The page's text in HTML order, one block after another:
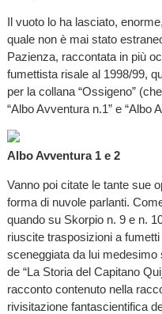
Il vuoto lo ha lasciato,
quale non è mai stato
Pazienza, raccontata in più
fumettista risale al 1998/99,
per la collana “Ossigeno”
“Albo Avventura n.1” e “Albo
Albo Avventura 1 e 2
Vanno poi citate le tante sue
forma di nuvole parlanti.
quando su Skorpio n. 9 e n.
riuscite trasposizioni a
sceneggiata da lui
de “La Storia del Capitano
racconto contenuto nella
rivisitazione fantascientifica